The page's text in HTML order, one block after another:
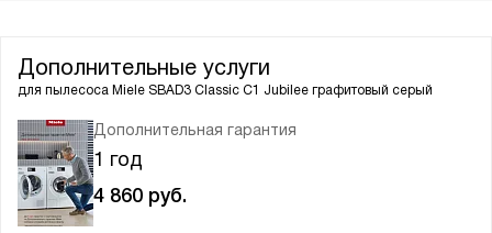
Дополнительные услуги
для пылесоса Miele SBAD3 Classic C1 Jubilee графитовый серый
Дополнительная гарантия
1 год
4 860 руб.